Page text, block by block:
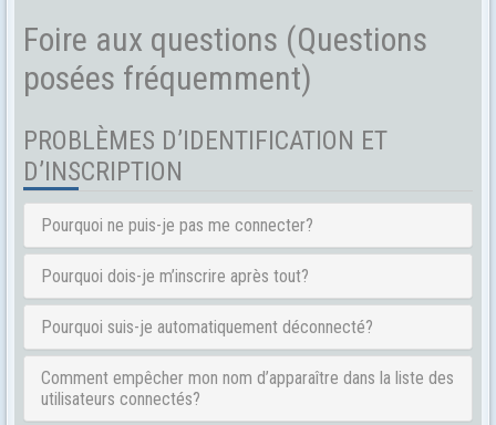
Foire aux questions (Questions
posées fréquemment)
PROBLÈMES D’IDENTIFICATION ET
D’INSCRIPTION
Pourquoi ne puis-je pas me connecter?
Pourquoi dois-je m’inscrire après tout?
Pourquoi suis-je automatiquement déconnecté?
Comment empêcher mon nom d’apparaître dans la liste des
utilisateurs connectés?